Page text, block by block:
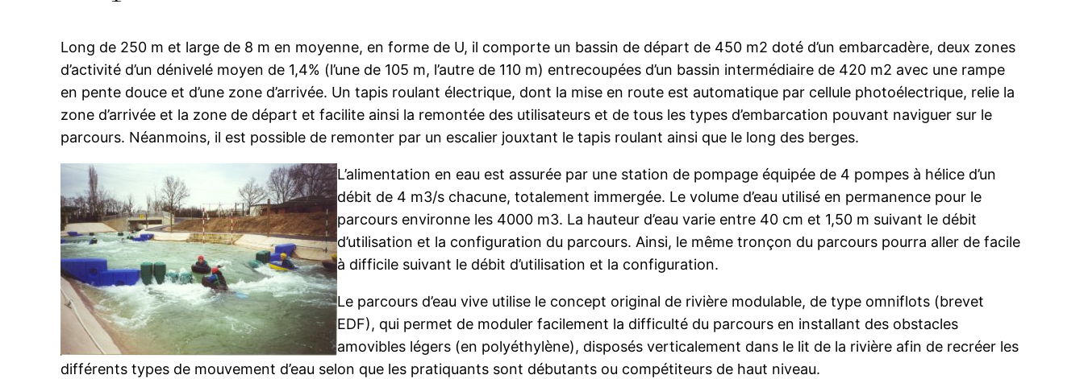
Long de 250 m et large de 8 m en moyenne, en forme de U, il comporte un bassin de départ de 450 m2 doté d’un embarcadère, deux zones
d’activité d’un dénivelé moyen de 1,4% (l’une de 105 m, l’autre de 110 m) entrecoupées d’un bassin intermédiaire de 420 m2 avec une rampe
en pente douce et d’une zone d’arrivée. Un tapis roulant électrique, dont la mise en route est automatique par cellule photoélectrique, relie la
zone d’arrivée et la zone de départ et facilite ainsi la remontée des utilisateurs et de tous les types d’embarcation pouvant naviguer sur le
parcours. Néanmoins, il est possible de remonter par un escalier jouxtant le tapis roulant ainsi que le long des berges.
L’alimentation en eau est assurée par une station de pompage équipée de 4 pompes à hélice d’un
débit de 4 m3/s chacune, totalement immergée. Le volume d’eau utilisé en permanence pour le
parcours environne les 4000 m3. La hauteur d’eau varie entre 40 cm et 1,50 m suivant le débit
d’utilisation et la configuration du parcours. Ainsi, le même tronçon du parcours pourra aller de facile
à difficile suivant le débit d’utilisation et la configuration.
Le parcours d’eau vive utilise le concept original de rivière modulable, de type omniflots (brevet
EDF), qui permet de moduler facilement la difficulté du parcours en installant des obstacles
amovibles légers (en polyéthylène), disposés verticalement dans le lit de la rivière afin de recréer les
différents types de mouvement d’eau selon que les pratiquants sont débutants ou compétiteurs de haut niveau.